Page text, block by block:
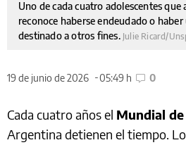
Uno de cada cuatro adolescentes que
reconoce haberse endeudado o
destinado a otros fines. Julie Ricard/
19 de junio de 2026 05:49 h 0
Cada cuatro años el Mundial
Argentina detienen el tiempo.